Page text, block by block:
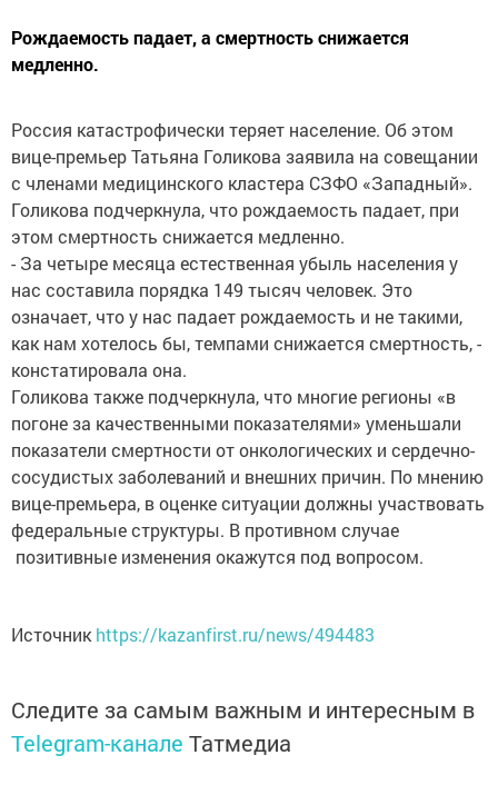
Рождаемость падает, а смертность снижается
медленно.
Россия катастрофически теряет население. Об этом
вице-премьер Татьяна Голикова заявила на совещании
с членами медицинского кластера СЗФО «Западный».
Голикова подчеркнула, что рождаемость падает, при
этом смертность снижается медленно.
- За четыре месяца естественная убыль населения у
нас составила порядка 149 тысяч человек. Это
означает, что у нас падает рождаемость и не такими,
как нам хотелось бы, темпами снижается смертность, -
констатировала она.
Голикова также подчеркнула, что многие регионы «в
погоне за качественными показателями» уменьшали
показатели смертности от онкологических и сердечно-
сосудистых заболеваний и внешних причин. По мнению
вице-премьера, в оценке ситуации должны участвовать
федеральные структуры. В противном случае
позитивные изменения окажутся под вопросом.
Источникhttps://kazanfirst.ru/news/494483
Следите за самым важным и интересным в
Telegram-канале Татмедиа